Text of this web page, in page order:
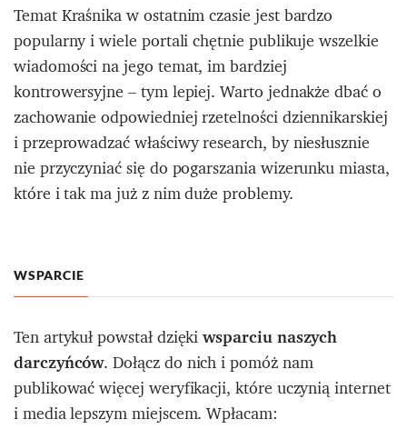
Temat Kraśnika w ostatnim czasie jest bardzo
popularny i wiele portali chętnie publikuje wszelkie
wiadomości na jego temat, im bardziej
kontrowersyjne – tym lepiej. Warto jednakże dbać o
zachowanie odpowiedniej rzetelności dziennikarskiej
i przeprowadzać właściwy research, by niesłusznie
nie przyczyniać się do pogarszania wizerunku miasta,
które i tak ma już z nim duże problemy.
WSPARCIE
Ten artykuł powstał dziękiwsparciu naszych
darczyńców. Dołącz do nich i pomóż nam
publikować więcej weryfikacji, które uczynią internet
i media lepszym miejscem. Wpłacam: